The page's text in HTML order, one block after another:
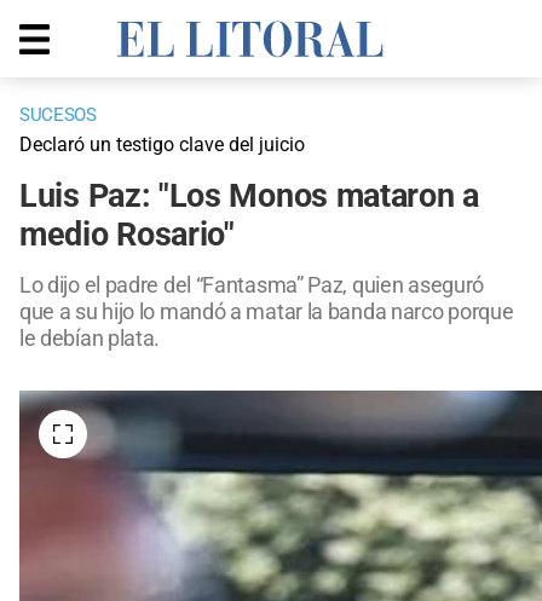
SUCESOS
Declaró un testigo clave del juicio
Luis Paz: "Los Monos mataron a
medio Rosario"
Lo dijo el padre del “Fantasma” Paz, quien aseguró
que a su hijo lo mandó a matar la banda narco porque
le debían plata.